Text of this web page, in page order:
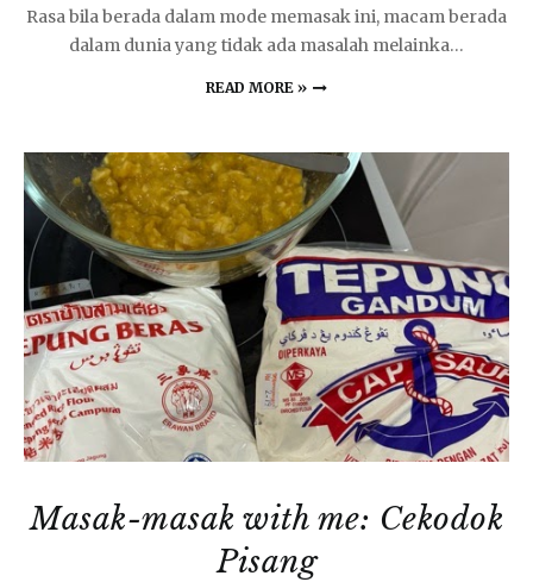
Rasa bila berada dalam mode memasak ini, macam berada
dalam dunia yang tidak ada masalah melainka…
READ MORE »
Masak-masak with me: Cekodok
Pisang